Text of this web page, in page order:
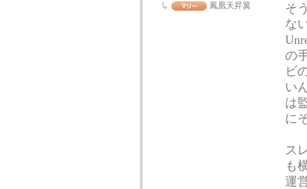
鳳凰天昇翼
そ
な
の
ビ
い
は
に
ス
も
運